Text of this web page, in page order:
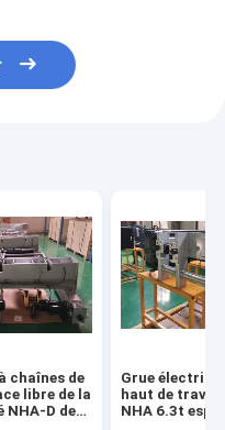
chaînes de
libre de la
NHA-D de
Grue
haut de travail
NHA 6.3t